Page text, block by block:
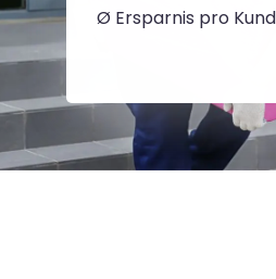
Ø Ersparnis pro